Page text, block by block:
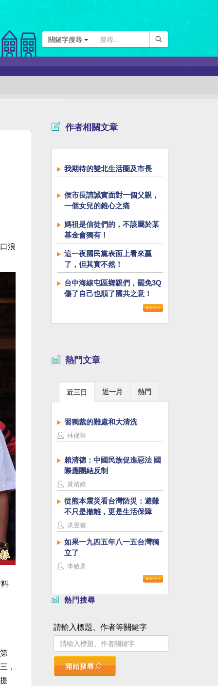
關鍵字搜尋
浪
，
作者相關文章
我期待的雙北生活圈及市長
侯市長請誠實面對一個父親，
一個女兒的錐心之痛
媽祖是信徒們的，不該屬於某
基金會獨有！
這一夜國民黨表面上看來贏
了，但其實不然！
台中海線屯區鄉親們，罷免3Q
傷了自己也順了國共之意！
熱門文章
近三日 近一月 熱門
習獨裁的難處和大清洗
林保華
賴清德：中國民族促進惡法 國
際應團結反制
黃靖媗
從熊本震災看台灣防災：避難
不只是撤離，更是生活保障
洪昱睿
如果一九四五年八一五台灣獨
立了
李敏勇
熱門搜尋
請輸入標題、作者等關鍵字
開始搜尋